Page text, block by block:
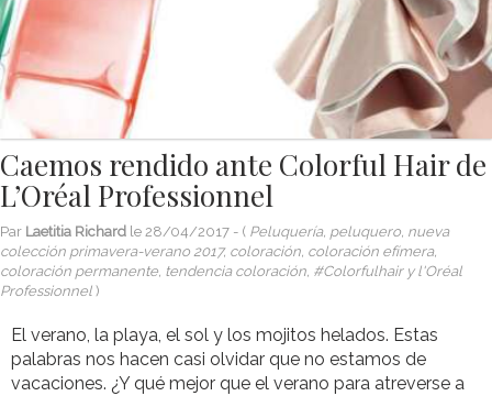
Caemos rendido ante Colorful Hair de
L’Oréal Professionnel
Par Laetitia Richard le 28/04/2017 - ( Peluquería, peluquero, nueva
colección primavera-verano 2017, coloración, coloración efímera,
coloración permanente, tendencia coloración, #Colorfulhair y l'Oréal
Professionnel )
El verano, la playa, el sol y los mojitos helados. Estas
palabras nos hacen casi olvidar que no estamos de
vacaciones. ¿Y qué mejor que el verano para atreverse a